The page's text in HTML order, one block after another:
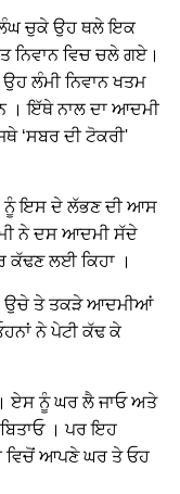
ਲੰਘ ਚੁਕੇ ਉਹ ਥਲੇ ਇਕ
ਨਿਵਾਨ ਵਿਚ ਚਲੇ ਗਏ।
ਲੰਮੀ ਨਿਵਾਨ ਖਤਮ
। ਇੱਥੇ ਨਾਲ ਦਾ ਆਦਮੀ
‘ਸਬਰ ਦੀ ਟੋਕਰੀ'
ਨੂੰ ਇਸ ਦੇ ਲੱਭਣ ਦੀ ਆਸ
ਨੇ ਦਸ ਆਦਮੀ ਸੱਦੇ
ਕੱਢਣ ਲਈ ਕਿਹਾ ।
ਉਚੇ ਤੇ ਤਕੜੇ ਆਦਮੀਆਂ
ਨੇ ਪੇਟੀ ਕੱਢ ਕੇ
ਏਸ ਨੂੰ ਘਰ ਲੈ ਜਾਓ ਅਤੇ
। ਪਰ ਇਹ
ਵਿਚੋਂ ਆਪਣੇ ਘਰ ਤੇ ਓਹ